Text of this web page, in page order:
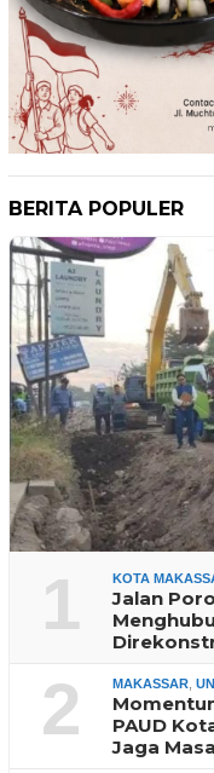
BERITA POPULER
1 KOTA
Jalan
2 MAKASSAR
PAUD
Jaga